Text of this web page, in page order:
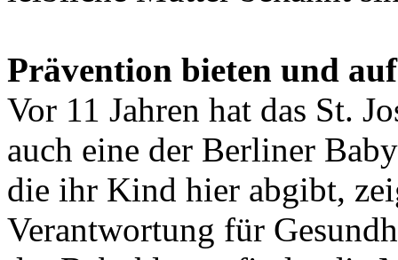
Prävention bieten und
Vor 11 Jahren hat das St.
auch eine der Berliner
die ihr Kind hier abgibt,
Verantwortung für